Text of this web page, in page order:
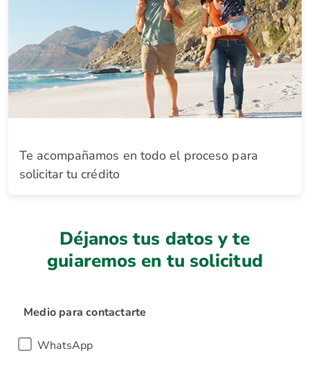
Te acompañamos en todo el proceso para
solicitar tu crédito
Déjanos tus datos y te
guiaremos en tu solicitud
Medio para contactarte
WhatsApp